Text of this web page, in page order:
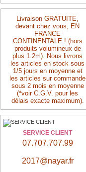
Livraison GRATUITE,
devant chez vous, EN
FRANCE
CONTINENTALE ! (hors
produits volumineux de
plus 1.2m). Nous livrons
les articles en stock sous
1/5 jours en moyenne et
les articles sur commande
sous 2 mois en moyenne
(*voir C.G.V. pour les
délais exacte maximum).
SERVICE CLIENT
07.707.707.99
2017@nayar.fr